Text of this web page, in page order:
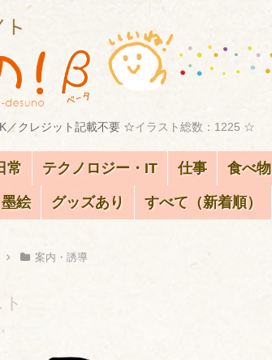
／クレジット記載不要 ☆イラスト総数：1225 ☆
常 テクノロジー・IT 仕事 食べ物
墨絵 グッズあり すべて（新着順）
案内・誘導